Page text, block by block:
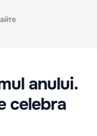
anului.
celebra